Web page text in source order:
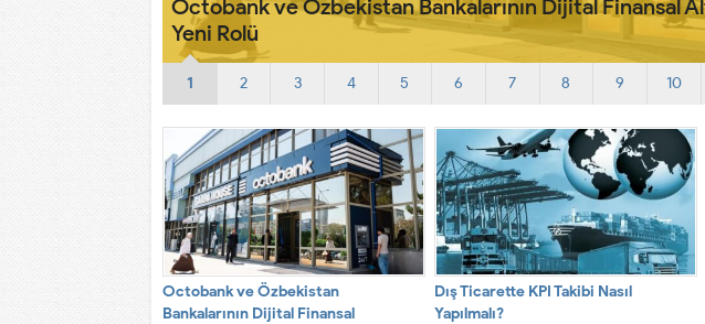
Dış Ticarette KPI Takibi Nasıl Yapılmalı?
1 2 3 4 5 6 7 8 9 10
Octobank ve Özbekistan
Bankalarının Dijital Finansal
Dış Ticarette KPI Takibi Nasıl
Yapılmalı?